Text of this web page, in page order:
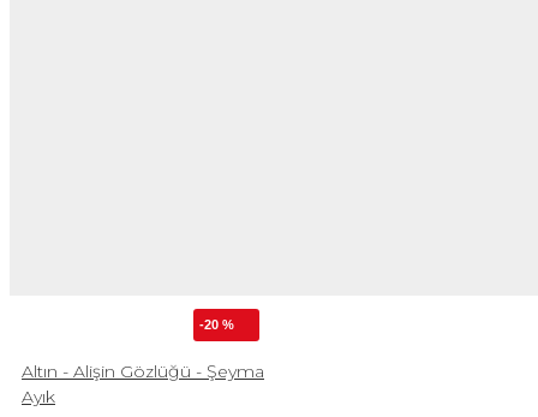
-20 %
Altın - Alişin Gözlüğü - Şeyma
Ayık